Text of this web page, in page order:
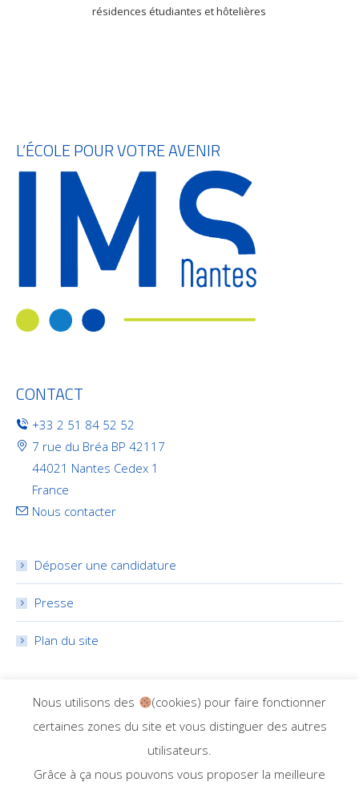
résidences étudiantes et hôtelières
L’ÉCOLE POUR VOTRE AVENIR
CONTACT
+33 2 51 84 52 52
7 rue du Bréa BP 42117
44021 Nantes Cedex 1
France
Nous contacter
Déposer une candidature
Presse
Plan du site
RÉSEAUX SOCIAUX
Nous utilisons des
(cookies) pour faire fonctionner
certaines zones du site et vous distinguer des autres
utilisateurs.
Grâce à ça nous pouvons vous proposer la meilleure